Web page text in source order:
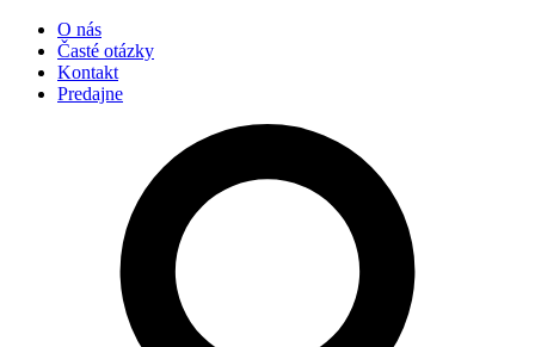
O nás
Časté otázky
Kontakt
Predajne